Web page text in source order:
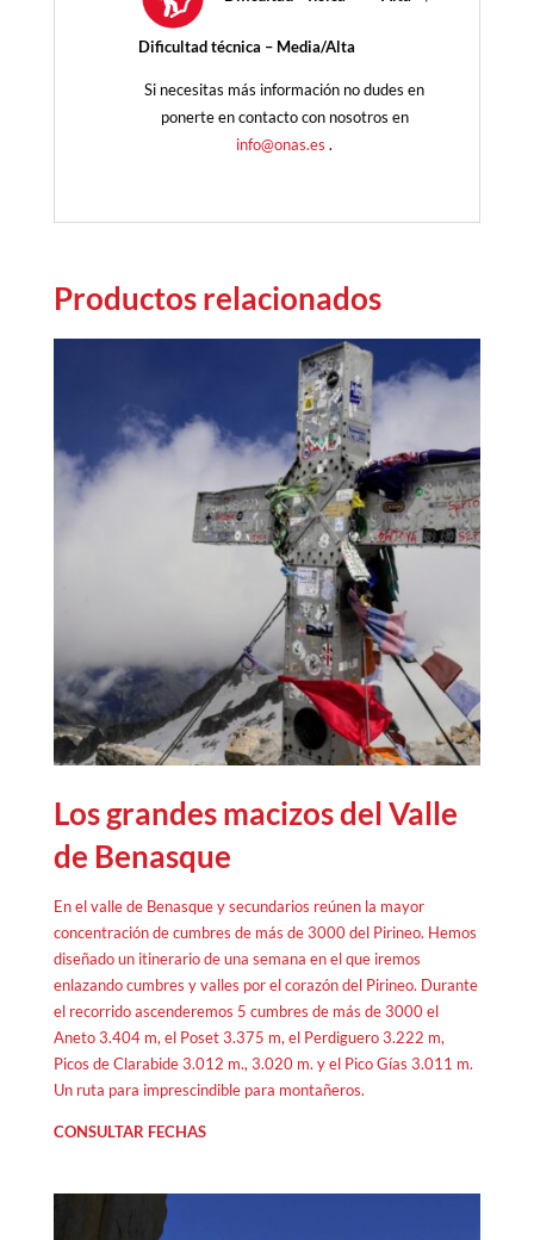
Dificultad técnica – Media/Alta
Si necesitas más información no dudes en
ponerte en contacto con nosotros en
info@onas.es .
Productos relacionados
Los grandes macizos del Valle
de Benasque
En el valle de Benasque y secundarios reúnen la mayor
concentración de cumbres de más de 3000 del Pirineo. Hemos
diseñado un itinerario de una semana en el que iremos
enlazando cumbres y valles por el corazón del Pirineo. Durante
el recorrido ascenderemos 5 cumbres de más de 3000 el
Aneto 3.404 m, el Poset 3.375 m, el Perdiguero 3.222 m,
Picos de Clarabide 3.012 m., 3.020 m. y el Pico Gías 3.011 m.
Un ruta para imprescindible para montañeros.
CONSULTAR FECHAS